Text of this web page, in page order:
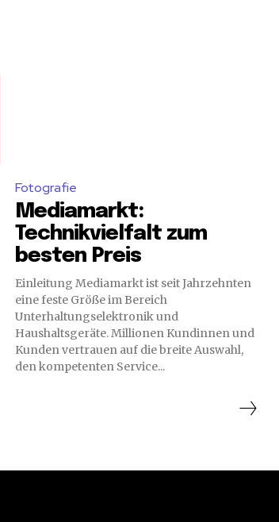
Fotografie
Mediamarkt:
Technikvielfalt zum
besten Preis
Einleitung Mediamarkt ist seit Jahrzehnten
eine feste Größe im Bereich
Unterhaltungselektronik und
Haushaltsgeräte. Millionen Kundinnen und
Kunden vertrauen auf die breite Auswahl,
den kompetenten Service...